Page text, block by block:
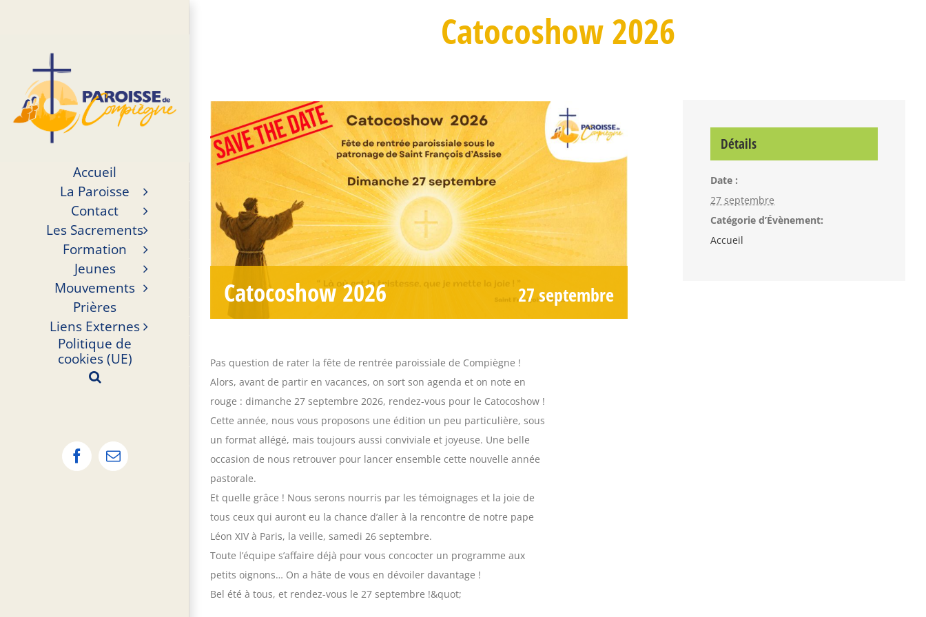
Accueil
La Paroisse
Contact
Les Sacrements
Formation
Jeunes
Mouvements
Prières
Liens Externes
Politique de
cookies (UE)
Facebook
Email
Catocoshow 2026
Catocoshow 2026 27 septembre
Pas question de rater la fête de rentrée paroissiale de Compiègne !
Alors, avant de partir en vacances, on sort son agenda et on note en
rouge : dimanche 27 septembre 2026, rendez-vous pour le Catocoshow !
Cette année, nous vous proposons une édition un peu particulière, sous
un format allégé, mais toujours aussi conviviale et joyeuse. Une belle
occasion de nous retrouver pour lancer ensemble cette nouvelle année
pastorale.
Et quelle grâce ! Nous serons nourris par les témoignages et la joie de
tous ceux qui auront eu la chance d’aller à la rencontre de notre pape
Léon XIV à Paris, la veille, samedi 26 septembre.
Toute l’équipe s’affaire déjà pour vous concocter un programme aux
petits oignons… On a hâte de vous en dévoiler davantage !
Bel été à tous, et rendez-vous le 27 septembre !&quot;
Détails
Date :
27 septembre
Catégorie d’Évènement:
Accueil